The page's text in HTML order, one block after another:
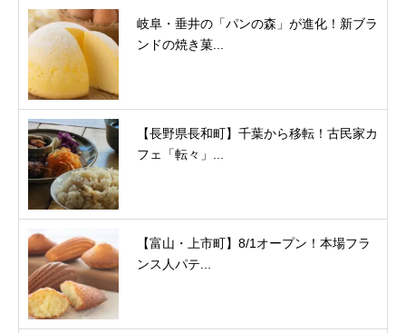
岐阜・垂井の「パンの森」が進化！新ブラ
ンドの焼き菓...
【長野県長和町】千葉から移転！古民家カ
フェ「転々」...
【富山・上市町】8/1オープン！本場フラ
ンス人パテ...